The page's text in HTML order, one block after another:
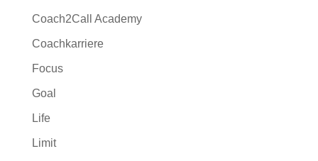
Coach2Call Academy
Coachkarriere
Focus
Goal
Life
Limit